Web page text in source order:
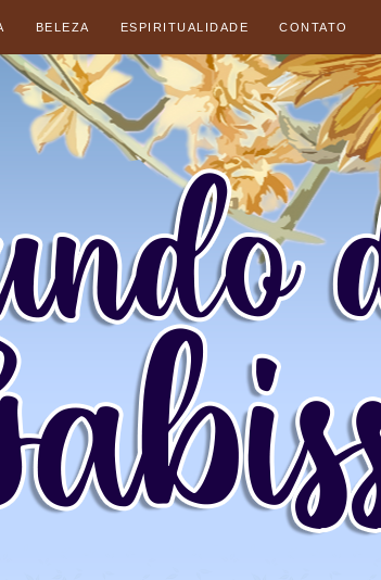
BELEZA ESPIRITUALIDADE CONTATO